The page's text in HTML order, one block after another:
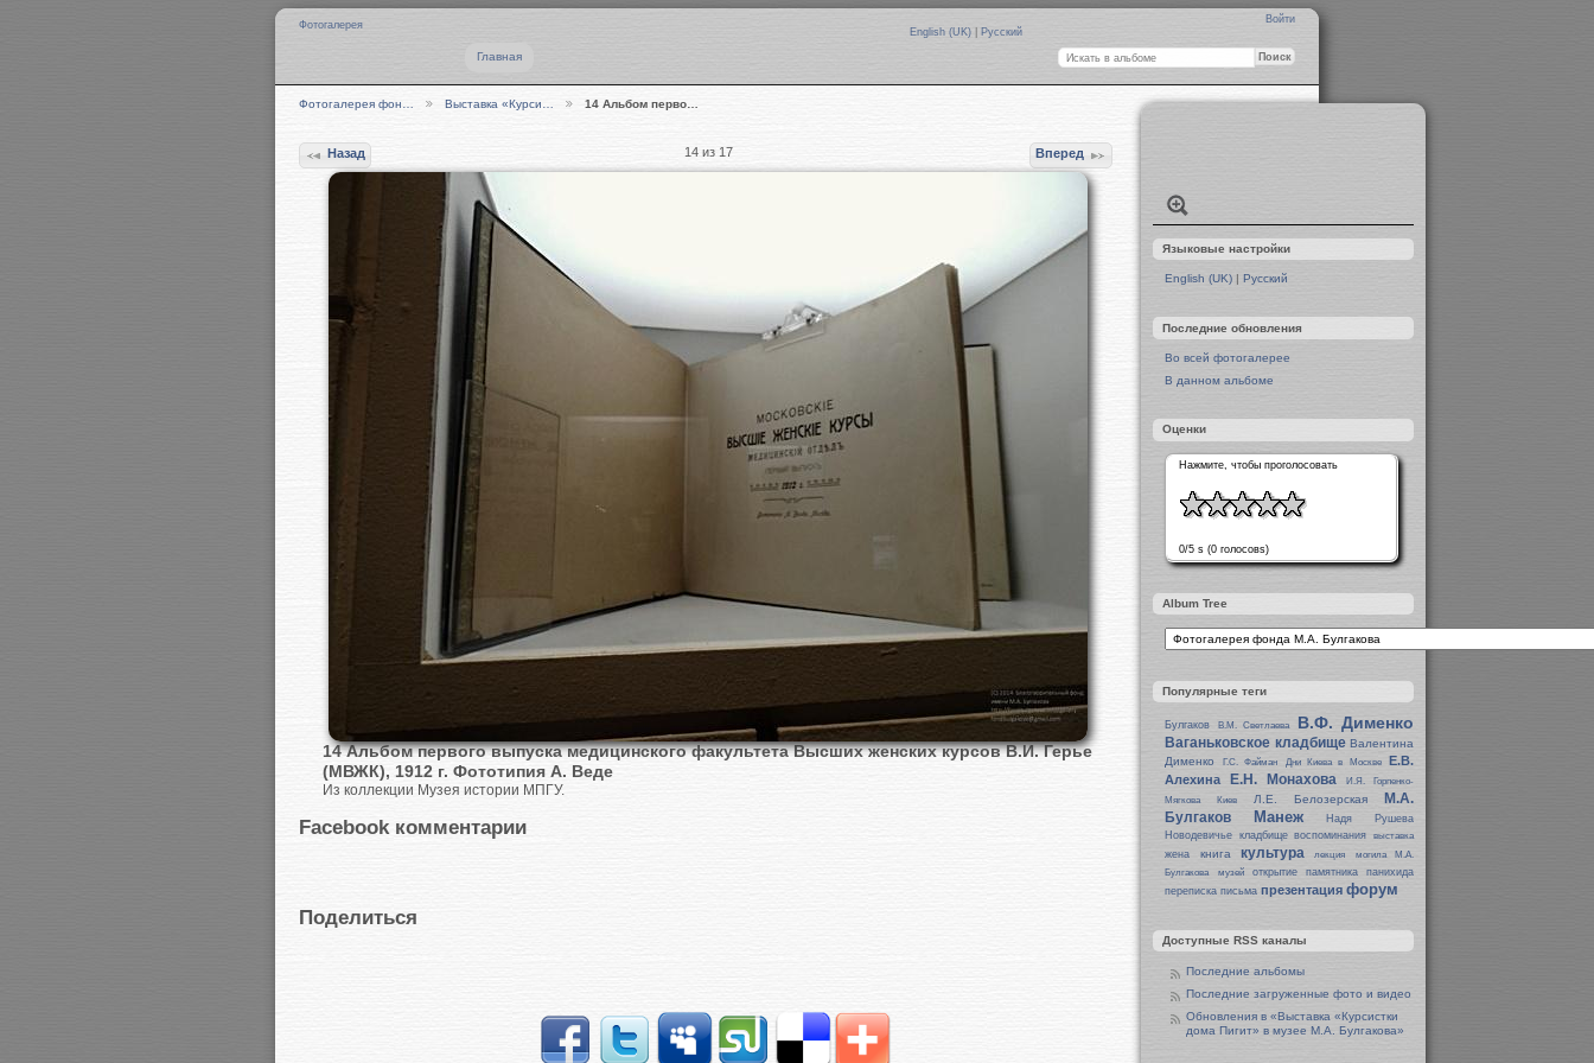
Фотогалерея
Войти
English (UK)
Русский
Главная
Фотогалерея фон… Выставка «Курси… 14 Альбом перво…
Назад 14 из 17 Вперед
14 Альбом первого выпуска медицинского факультета Высших женских курсов В.И. Герье
(МВЖК), 1912 г. Фототипия А. Веде
Из коллекции Музея истории МПГУ.
Facebook комментарии
Поделиться
Языковые настройки
English (UK) Русский
Последние обновления
Во всей фотогалерее
В данном альбоме
Оценки
Нажмите, чтобы проголосовать
0/5 s (0 голосовs)
Album Tree
Популярные теги
Булгаков В.М. Светлаева В.Ф. Дименко
Ваганьковское кладбище Валентина
Дименко
Г.С. Файман Дни Киева в Москве
Е.В.
Алехина
Е.Н. Монахова
И.Я. Горпенко-
Мягкова
Киев Л.Е. Белозерская
М.А.
Булгаков
Манеж
Надя Рушева
Новодевичье кладбище воспоминания выставка
жена книга культура лекция
могила М.А.
Булгакова
музей открытие памятника
панихида
переписка письма презентация форум
Доступные RSS каналы
Последние альбомы
Последние загруженные фото и видео
Обновления в «Выставка «Курсистки
дома Пигит» в музее М.А. Булгакова»